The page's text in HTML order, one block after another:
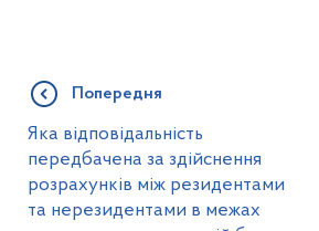
Попередня
Яка відповідальність
передбачена за здійснення
розрахунків між резидентами
та нерезидентами в межах